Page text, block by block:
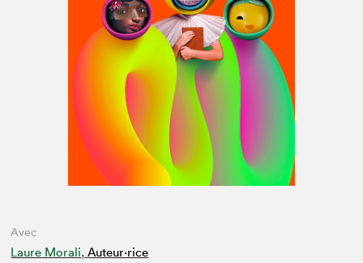
Avec
Laure Morali, Auteur·rice